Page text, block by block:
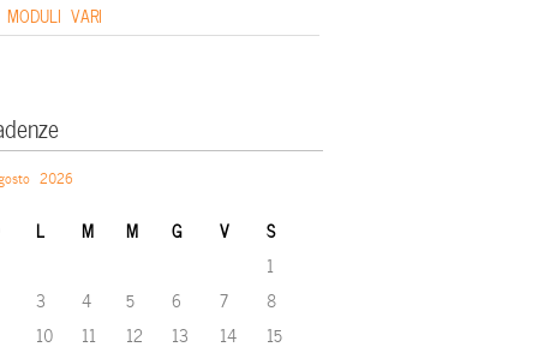
MODULI VARI
2026
L M M G V S
1
3 4 5 6 7
8
10 11 12 13 14
15